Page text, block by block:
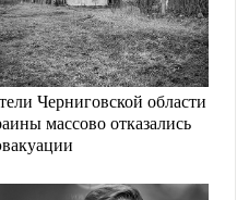
Черниговской области
массово отказались